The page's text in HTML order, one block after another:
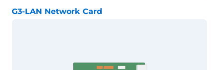
G3-LAN Network Card